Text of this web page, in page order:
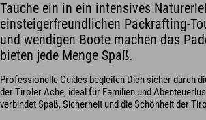
Tauche ein in ein intensives
einsteigerfreundlichen Packrafting-
und wendigen Boote machen das
bieten jede Menge Spaß.
Professionelle Guides begleiten Dich sicher durch
der Tiroler Ache, ideal für Familien und
verbindet Spaß, Sicherheit und die Schönheit der